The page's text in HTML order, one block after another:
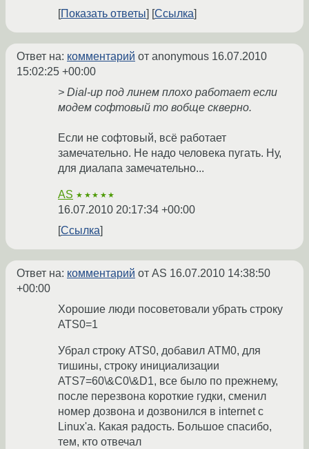
Показать ответы
Ссылка
Ответ на: комментарий от anonymous 16.07.2010
15:02:25 +00:00
> Dial-up под линем плохо работает если
модем софтовый то вобще скверно.
Если не софтовый, всё работает
замечательно. Не надо человека пугать. Ну,
для диалапа замечательно...
AS ★★★★★
16.07.2010 20:17:34 +00:00
Ссылка
Ответ на: комментарий от AS 16.07.2010 14:38:50
+00:00
Хорошие люди посоветовали убрать строку
ATS0=1
Убрал строку ATS0, добавил ATM0, для
тишины, строку инициализации
ATS7=60\&C0\&D1, все было по прежнему,
после перезвона короткие гудки, сменил
номер дозвона и дозвонился в internet с
Linux'а. Какая радость. Большое спасибо,
тем, кто отвечал